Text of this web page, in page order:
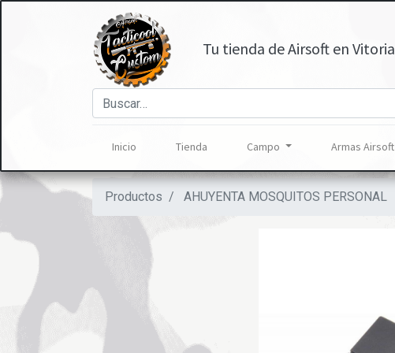
Tu tienda de Airsoft en Vitoria
Inicio Tienda Campo Armas Airsoft
Productos AHUYENTA MOSQUITOS PERSONAL